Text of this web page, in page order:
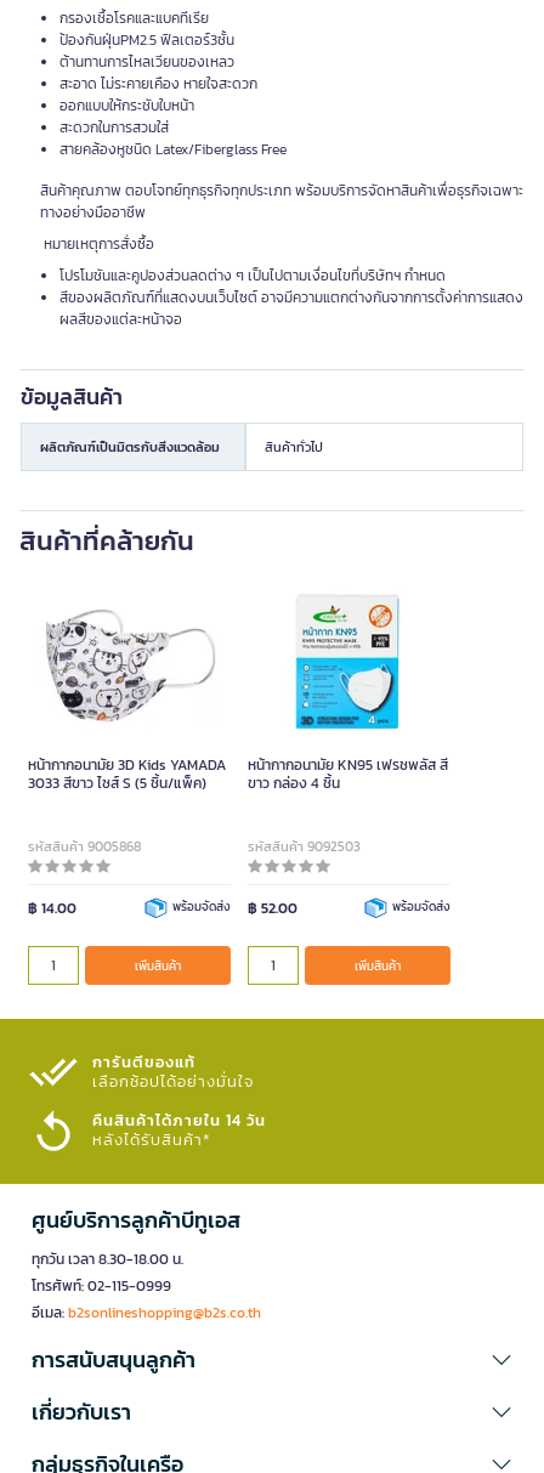
กรองเชื้อโรคและแบคทีเรีย
ป้องกันฝุ่นPM2.5 ฟิลเตอร์3ชั้น
ต้านทานการไหลเวียนของเหลว
สะอาด ไม่ระคายเคือง หายใจสะดวก
ออกแบบให้กระชับใบหน้า
สะดวกในการสวมใส่
สายคล้องหูชนิด Latex/Fiberglass Free
สินค้าคุณภาพ ตอบโจทย์ทุกธุรกิจทุกประเภท พร้อมบริการจัดหาสินค้าเพื่อธุรกิจเฉพาะ
ทางอย่างมืออาชีพ
หมายเหตุการสั่งซื้อ
โปรโมชันและคูปองส่วนลดต่าง ๆ เป็นไปตามเงื่อนไขที่บริษัทฯ กำหนด
สีของผลิตภัณฑ์ที่แสดงบนเว็บไซต์ อาจมีความแตกต่างกันจากการตั้งค่าการแสดง
ผลสีของแต่ละหน้าจอ
ข้อมูลสินค้า
ผลิตภัณฑ์เป็นมิตรกับสิ่งแวดล้อม สินค้าทั่วไป
สินค้าที่คล้ายกัน
หน้ากากอนามัย 3D Kids YAMADA
3033 สีขาว ไซส์ S (5 ชิ้น/แพ็ค)
รหัสสินค้า 9005868
฿ 14.00 พร้อมจัดส่ง
เพิ่มสินค้า
หน้ากากอนามัย KN95 เฟรชพลัส สี
ขาว กล่อง 4 ชิ้น
รหัสสินค้า 9092503
฿ 52.00 พร้อมจัดส่ง
เพิ่มสินค้า
การันตีของแท้
เลือกช้อปได้อย่างมั่นใจ​
คืนสินค้าได้ภายใน 14 วัน
หลังได้รับสินค้า*
ศูนย์บริการลูกค้าบีทูเอส
ทุกวัน เวลา 8.30-18.00 น.
โทรศัพท์: 02-115-0999
อีเมล:b2sonlineshopping@b2s.co.th
การสนับสนุนลูกค้า
เกี่ยวกับเรา
กลุ่มธุรกิจในเครือ